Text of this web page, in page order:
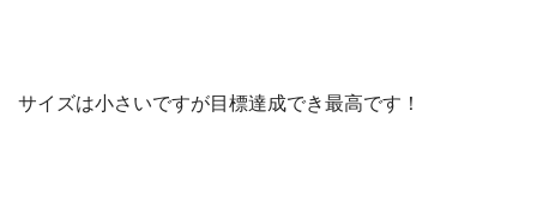
サイズは小さいですが目標達成でき最高です！